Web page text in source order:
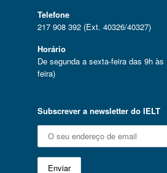
Telefone
217 908 392 (Ext. 40326/40327)
Horário
De segunda a sexta-feira das 9h às
feira)
Subscrever a newsletter do IELT